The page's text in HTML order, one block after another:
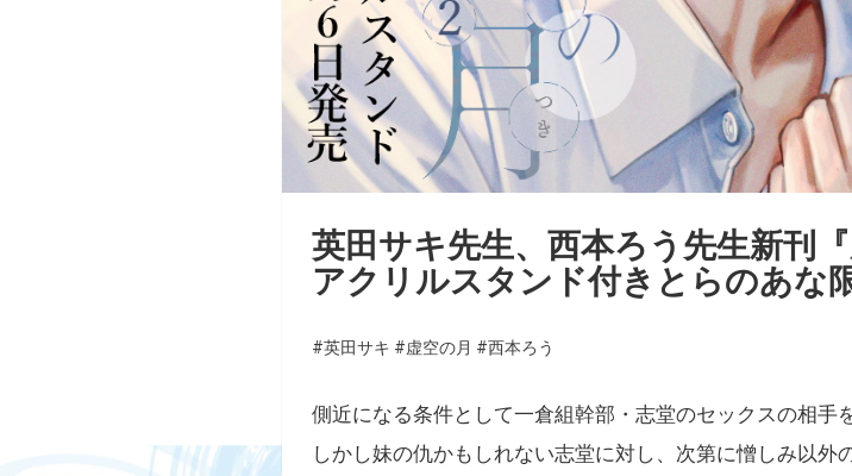
英田サキ先生、西本ろう先生新刊
アクリルスタンド付きとらのあな
#英田サキ #虚空の月 #西本ろう
側近になる条件として一倉組幹部・志堂のセックスの相手
しかし妹の仇かもしれない志堂に対し、次第に憎しみ以外